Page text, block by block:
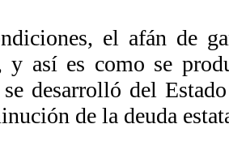
el afán de
y así es como se
desarrolló del
de la deuda